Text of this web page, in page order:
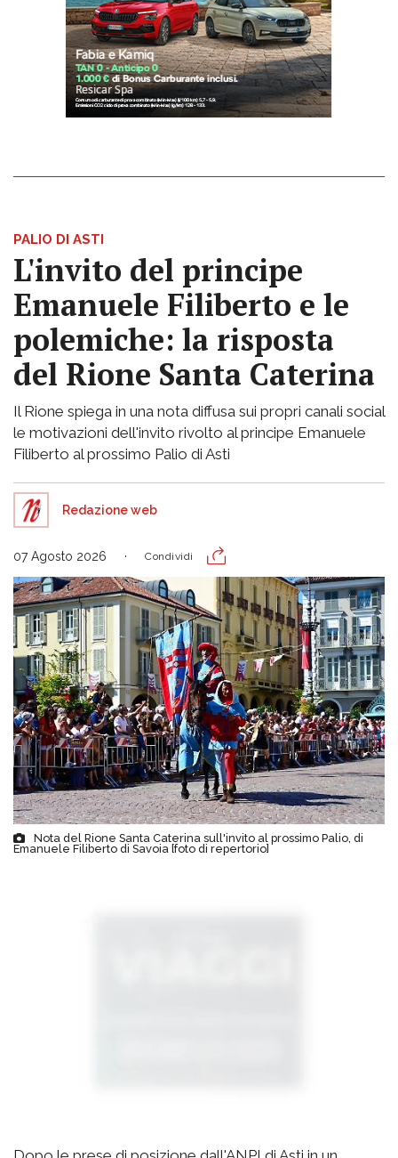
PALIO DI ASTI
L'invito del principe
Emanuele Filiberto e le
polemiche: la risposta
del Rione Santa Caterina
Il Rione spiega in una nota diffusa sui propri canali social
le motivazioni dell'invito rivolto al principe Emanuele
Filiberto al prossimo Palio di Asti
Redazione web
07 Agosto 2026 Condividi
Nota del Rione Santa Caterina sull'invito al prossimo Palio, di
Emanuele Filiberto di Savoia [foto di repertorio]